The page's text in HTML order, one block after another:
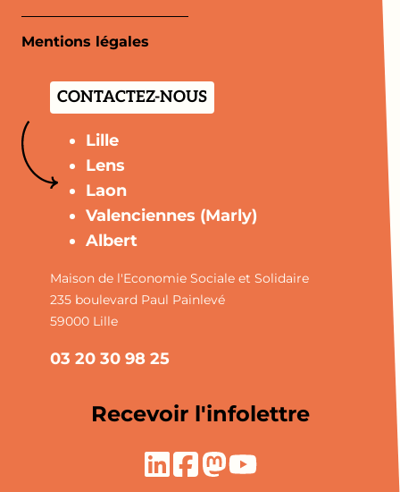
Mentions légales
CONTACTEZ-NOUS
Lille
Lens
Laon
Valenciennes (Marly)
Albert
Maison de l'Economie Sociale et Solidaire
235 boulevard Paul Painlevé
59000 Lille
03 20 30 98 25
Recevoir l'infolettre